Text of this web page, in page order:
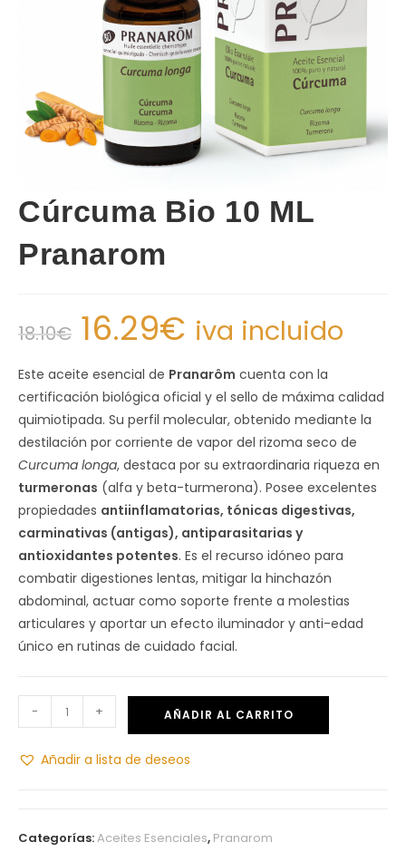
Cúrcuma Bio 10 ML
Pranarom
18.10€ 16.29€ iva incluido
Este aceite esencial de Pranarôm cuenta con la
certificación biológica oficial y el sello de máxima calidad
quimiotipada. Su perfil molecular, obtenido mediante la
destilación por corriente de vapor del rizoma seco de
Curcuma longa, destaca por su extraordinaria riqueza en
turmeronas (alfa y beta-turmerona). Posee excelentes
propiedades antiinflamatorias, tónicas digestivas,
carminativas (antigas), antiparasitarias y
antioxidantes potentes. Es el recurso idóneo para
combatir digestiones lentas, mitigar la hinchazón
abdominal, actuar como soporte frente a molestias
articulares y aportar un efecto iluminador y anti-edad
único en rutinas de cuidado facial.
- + AÑADIR AL CARRITO
Añadir a lista de deseos
Categorías:Aceites Esenciales, Pranarom